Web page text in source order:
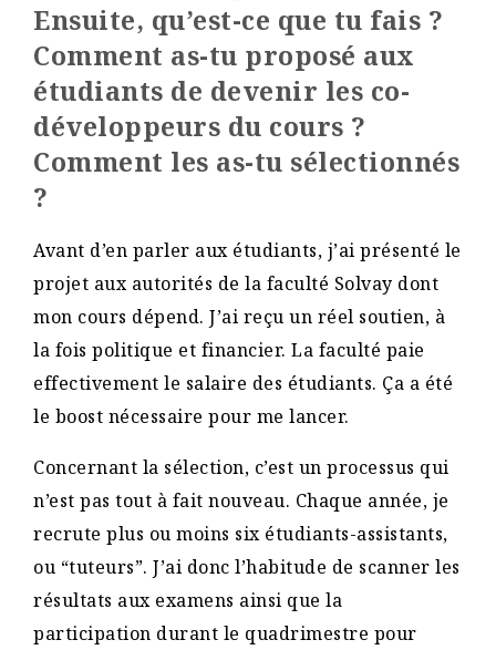
Ensuite, qu’est-ce que tu fais ?
Comment as-tu proposé aux
étudiants de devenir les co-
développeurs du cours ?
Comment les as-tu sélectionnés
?
Avant d’en parler aux étudiants, j’ai présenté le
projet aux autorités de la faculté Solvay dont
mon cours dépend. J’ai reçu un réel soutien, à
la fois politique et financier. La faculté paie
effectivement le salaire des étudiants. Ça a été
le boost nécessaire pour me lancer.
Concernant la sélection, c’est un processus qui
n’est pas tout à fait nouveau. Chaque année, je
recrute plus ou moins six étudiants-assistants,
ou “tuteurs”. J’ai donc l’habitude de scanner les
résultats aux examens ainsi que la
participation durant le quadrimestre pour